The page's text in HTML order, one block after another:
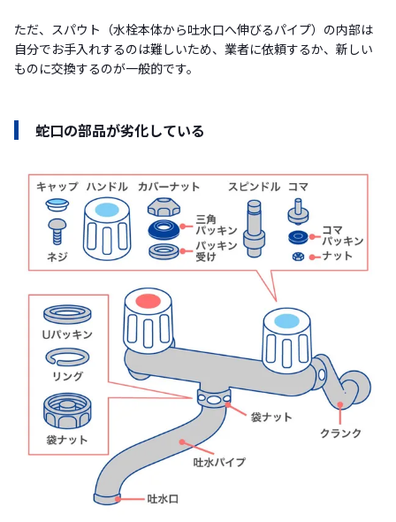
ただ、スパウト（水栓本体から吐水口へ伸びるパイプ）の内部は
自分でお手入れするのは難しいため、業者に依頼するか、新しい
ものに交換するのが一般的です。
蛇口の部品が劣化している